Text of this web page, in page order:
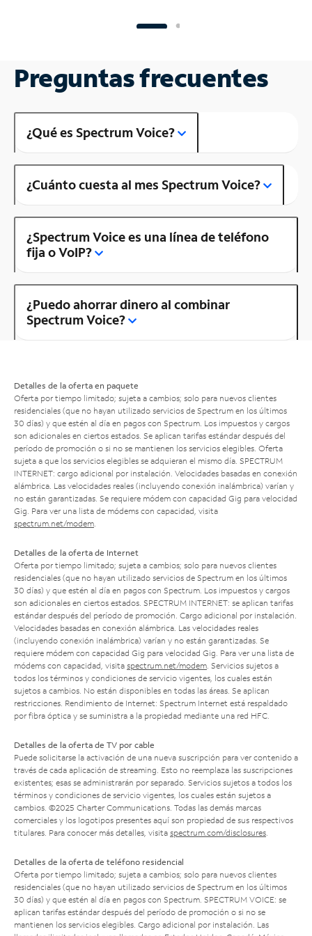
Preguntas frecuentes
¿Qué es Spectrum Voice?
¿Cuánto cuesta al mes Spectrum Voice?
¿Spectrum Voice es una línea de teléfono
fija o VoIP?
¿Puedo ahorrar dinero al combinar
Spectrum Voice?
Detalles de la oferta en paquete
Oferta por tiempo limitado; sujeta a cambios; solo para nuevos clientes
residenciales (que no hayan utilizado servicios de Spectrum en los últimos
30 días) y que estén al día en pagos con Spectrum. Los impuestos y cargos
son adicionales en ciertos estados. Se aplican tarifas estándar después del
período de promoción o si no se mantienen los servicios elegibles. Oferta
sujeta a que los servicios elegibles se adquieran el mismo día. SPECTRUM
INTERNET: cargo adicional por instalación. Velocidades basadas en conexión
alámbrica. Las velocidades reales (incluyendo conexión inalámbrica) varían y
no están garantizadas. Se requiere módem con capacidad Gig para velocidad
Gig. Para ver una lista de módems con capacidad, visita
spectrum.net/modem
Detalles de la oferta de Internet
Oferta por tiempo limitado; sujeta a cambios; solo para nuevos clientes
residenciales (que no hayan utilizado servicios de Spectrum en los últimos
30 días) y que estén al día en pagos con Spectrum. Los impuestos y cargos
son adicionales en ciertos estados. SPECTRUM INTERNET: se aplican tarifas
estándar después del período de promoción. Cargo adicional por instalación.
Velocidades basadas en conexión alámbrica. Las velocidades reales
(incluyendo conexión inalámbrica) varían y no están garantizadas. Se
requiere módem con capacidad Gig para velocidad Gig. Para ver una lista de
módems con capacidad, visita spectrum.net/modem . Servicios sujetos a
todos los términos y condiciones de servicio vigentes, los cuales están
sujetos a cambios. No están disponibles en todas las áreas. Se aplican
restricciones. Rendimiento de Internet: Spectrum Internet está respaldado
por fibra óptica y se suministra a la propiedad mediante una red HFC.
Detalles de la oferta de TV por cable
Puede solicitarse la activación de una nueva suscripción para ver contenido a
través de cada aplicación de streaming. Esto no reemplaza las suscripciones
existentes; esas se administrarán por separado. Servicios sujetos a todos los
términos y condiciones de servicio vigentes, los cuales están sujetos a
cambios. ©2025 Charter Communications. Todas las demás marcas
comerciales y los logotipos presentes aquí son propiedad de sus respectivos
titulares. Para conocer más detalles, visita spectrum.com/disclosures
Detalles de la oferta de teléfono residencial
Oferta por tiempo limitado; sujeta a cambios; solo para nuevos clientes
residenciales (que no hayan utilizado servicios de Spectrum en los últimos
30 días) y que estén al día en pagos con Spectrum. SPECTRUM VOICE: se
aplican tarifas estándar después del período de promoción o si no se
mantienen los servicios elegibles. Cargo adicional por instalación. Las